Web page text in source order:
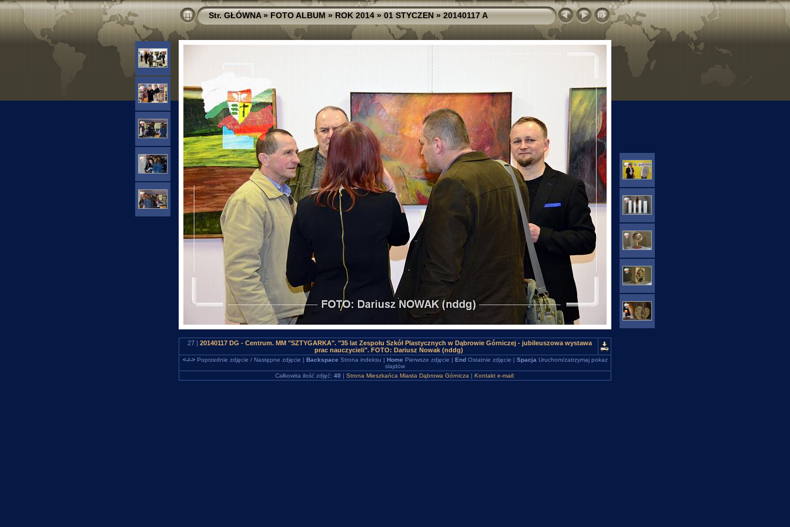
Str. GŁÓWNA»FOTO ALBUM»ROK 2014»01 STYCZEN»20140117 A
27 | 20140117 DG - Centrum. MM "SZTYGARKA". "35 lat Zespołu Szkół Plastycznych w Dąbrowie Górniczej - jubileuszowa wystawa
prac nauczycieli". FOTO: Dariusz Nowak (nddg)
<-/->Poprzednie zdjęcie / Następne zdjęcie | Backspace Strona indeksu | Home Pierwsze zdjęcie | EndOstatnie zdjęcie | Spacja Uruchom/zatrzymaj pokaz
slajdów
Całkowita ilość zdjęć: 40 | Strona Mieszkańca Miasta Dąbrowa Górnicza | Kontakt e-mail: